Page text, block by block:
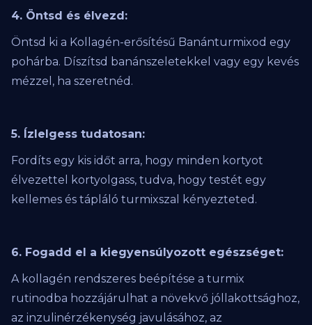
4. Öntsd és élvezd:
Öntsd ki a Kollagén-erősítésű Banánturmixod egy
pohárba. Díszítsd banánszeletekkel vagy egy kevés
mézzel, ha szeretnéd.
5. Ízlelgess tudatosan:
Fordíts egy kis időt arra, hogy minden kortyot
élvezettel kortyolgass, tudva, hogy testét egy
kellemes és tápláló turmixszal kényezteted.
6. Fogadd el a kiegyensúlyozott egészséget:
A kollagén rendszeres beépítése a turmix
rutinodba hozzájárulhat a növekvő jóllakottsághoz,
az inzulinérzékenység javulásához, az